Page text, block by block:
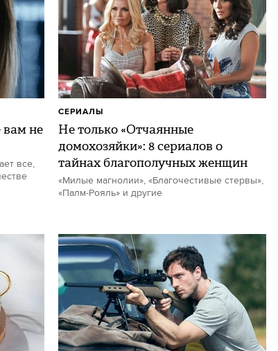
не
все,
Не только «Отчаянные
домохозяйки»: 8 сериалов о
тайнах благополучных женщин
«Милые магнолии», «Благочестивые стервы»,
«Палм-Рояль» и другие
СЕРИАЛЫ